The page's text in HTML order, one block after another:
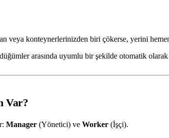
veya konteynerlerinizden biri çökerse, yerini
arasında uyumlu bir şekilde otomatik olarak
Var?
Manager (Yönetici) ve Worker (İşçi).